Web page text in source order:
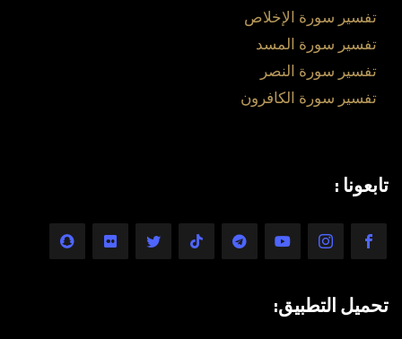
تفسير سورة الإخلاص
تفسير سورة المسد
تفسير سورة النصر
تفسير سورة الكافرون
تابعونا :
تحميل التطبيق: